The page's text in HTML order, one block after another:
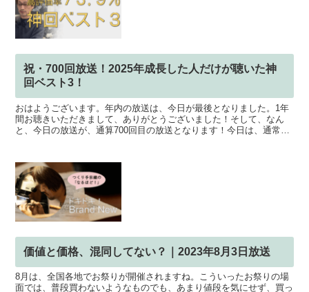
祝・700回放送！2025年成長した人だけが聴いた神
回ベスト3！
おはようございます。年内の放送は、今日が最後となりました。1年
間お聴きいただきまして、ありがとうございました！そして、なん
と、今日の放送が、通算700回目の放送となります！今日は、通常の
価値と価格、混同してない？｜2023年8月3日放送
8月は、全国各地でお祭りが開催されますね。こういったお祭りの場
面では、普段買わないようなものでも、あまり値段を気にせず、買っ